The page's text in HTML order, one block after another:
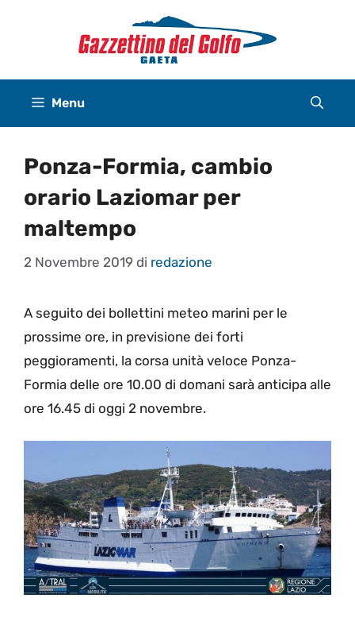
Menu
Ponza-Formia, cambio
orario Laziomar per
maltempo
2 Novembre 2019 di redazione
A seguito dei bollettini meteo marini per le
prossime ore, in previsione dei forti
peggioramenti, la corsa unità veloce Ponza-
Formia delle ore 10.00 di domani sarà anticipa alle
ore 16.45 di oggi 2 novembre.